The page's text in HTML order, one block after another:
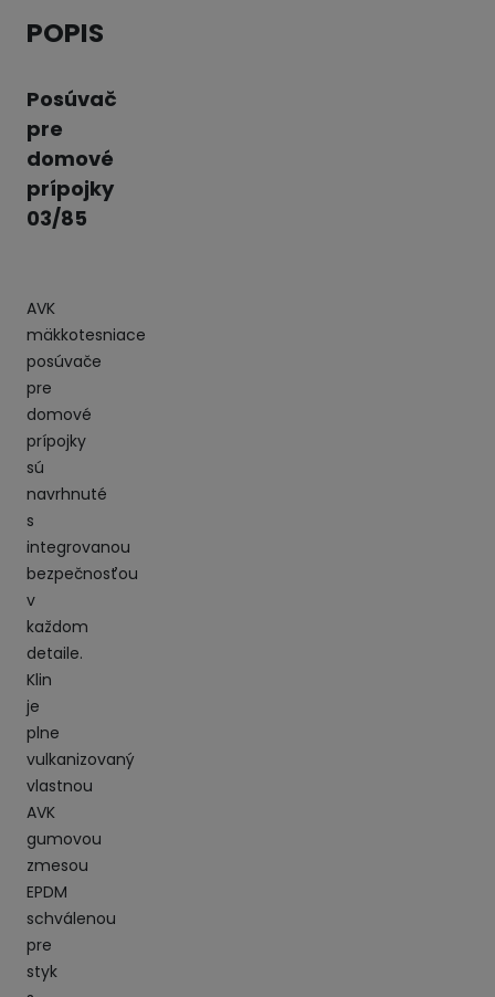
POPIS
Posúvač
pre
domové
prípojky
03/85
AVK
mäkkotesniace
posúvače
pre
domové
prípojky
sú
navrhnuté
s
integrovanou
bezpečnosťou
v
každom
detaile.
Klin
je
plne
vulkanizovaný
vlastnou
AVK
gumovou
zmesou
EPDM
schválenou
pre
styk